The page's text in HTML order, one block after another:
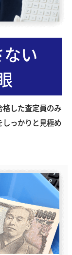
い
した査定員のみ
っかりと見極め